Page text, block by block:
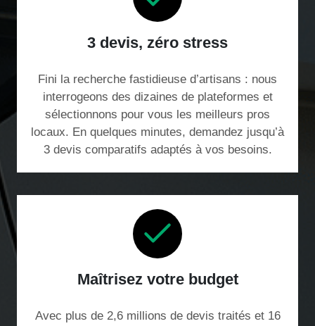
3 devis, zéro stress
Fini la recherche fastidieuse d’artisans : nous
interrogeons des dizaines de plateformes et
sélectionnons pour vous les meilleurs pros
locaux. En quelques minutes, demandez jusqu’à
3 devis comparatifs adaptés à vos besoins.
Maîtrisez votre budget
Avec plus de 2,6 millions de devis traités et 16